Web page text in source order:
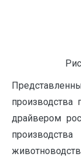
производства
драйвером